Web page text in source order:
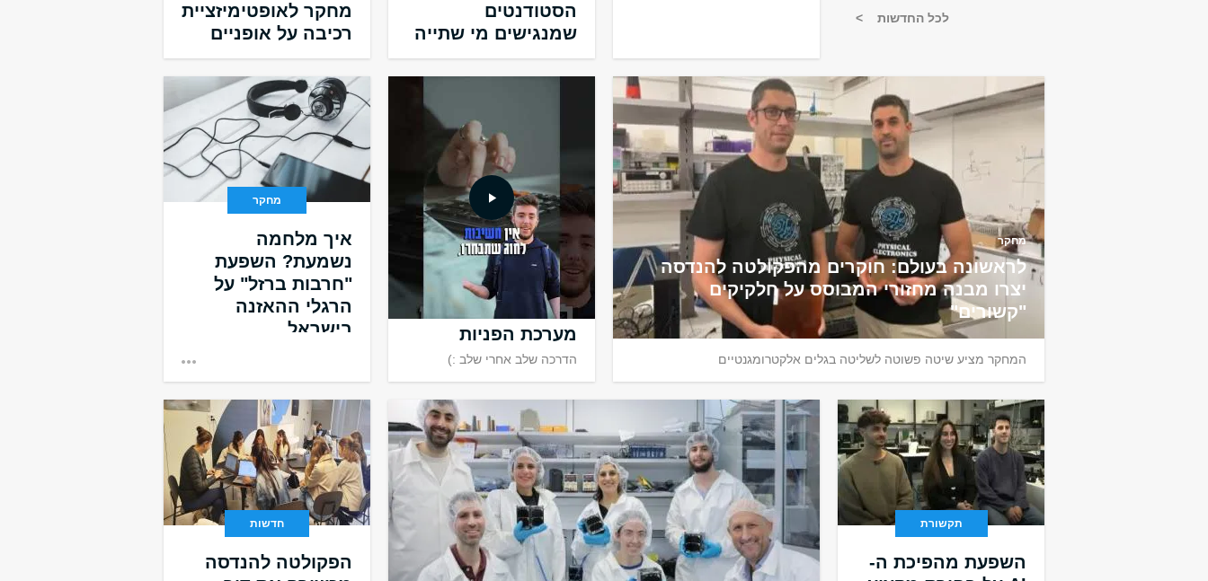
לכל החדשות
הסטודנטים
שמנגישים מי שתייה
בהודו
הסטודנטים שמנגישים מי שתייה
מחקר לאופטימיזציית
רכיבה על אופניים
Array
מחקר
לראשונה בעולם: חוקרים מהפקולטה להנדסה
יצרו מבנה מחזורי המבוסס על חלקיקים
"קשורים"
המחקר מציע שיטה פשוטה לשליטה בגלים אלקטרומגנטיים
מערכת הפניות
הדרכה שלב אחרי שלב :)
מחקר
איך מלחמה
נשמעת? השפעת
"חרבות ברזל" על
הרגלי ההאזנה
בישראל
תקשורת
השפעת מהפיכת ה-
חדשות
הפקולטה להנדסה